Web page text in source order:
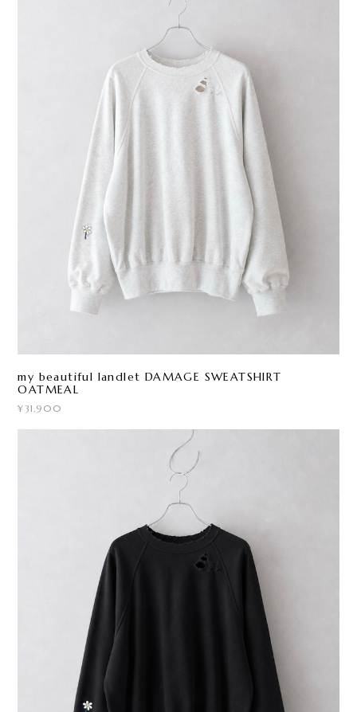
my beautiful landlet DAMAGE SWEATSHIRT
OATMEAL
¥31,900